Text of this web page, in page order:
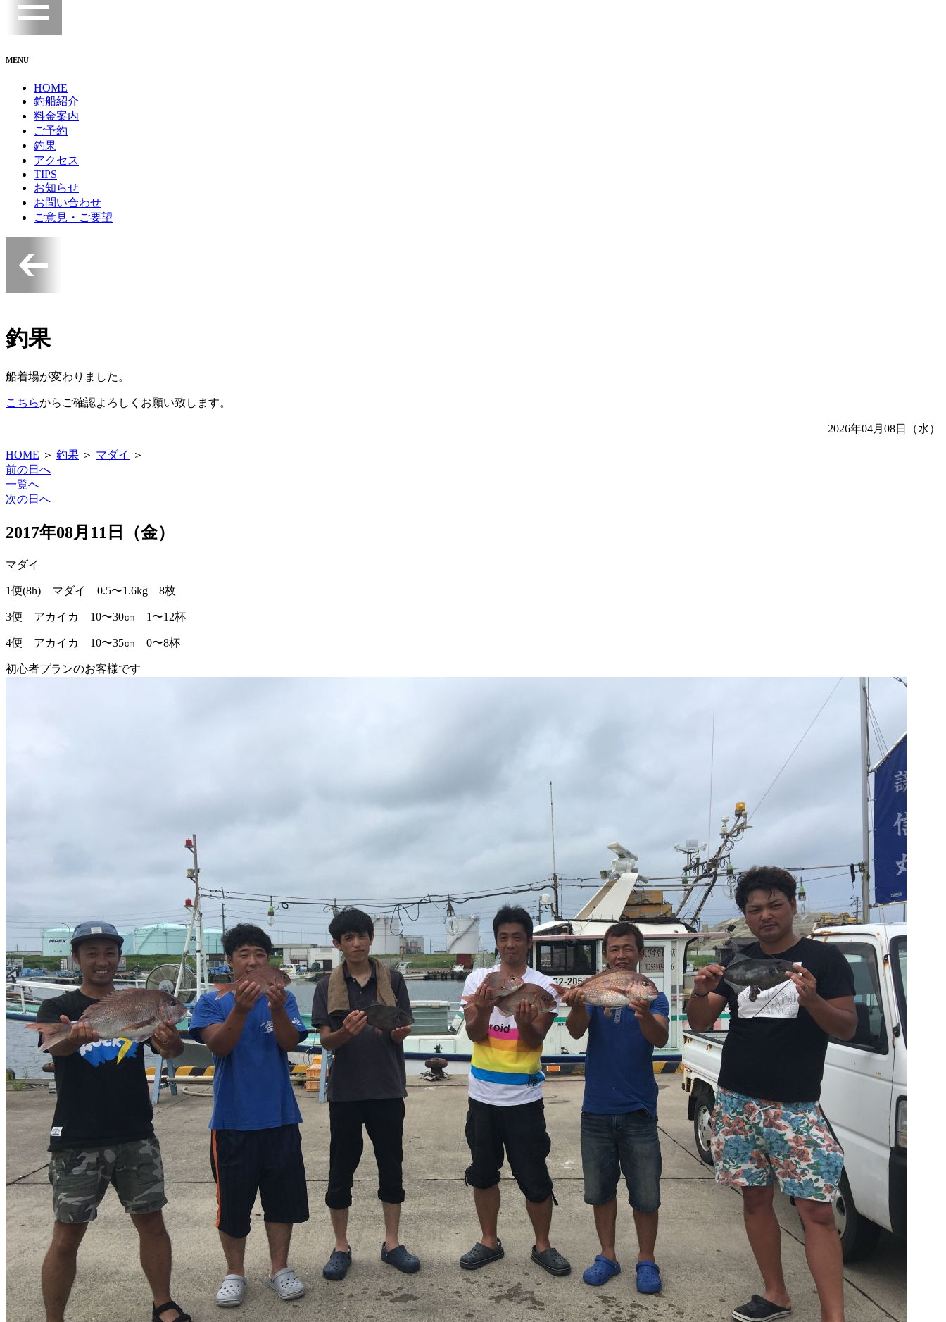
MENU
HOME
釣船紹介
料金案内
ご予約
釣果
アクセス
TIPS
お知らせ
お問い合わせ
ご意見・ご要望
釣果
船着場が変わりました。
こちらからご確認よろしくお願い致します。
2026年04月08日（水）
HOME ＞ 釣果 ＞ マダイ
＞
前の日へ
一覧へ
次の日へ
2017年08月11日（金）
マダイ
1便(8h) マダイ 0.5〜1.6kg 8枚
3便 アカイカ 10〜30㎝ 1〜12杯
4便 アカイカ 10〜35㎝ 0〜8杯
初心者プランのお客様です